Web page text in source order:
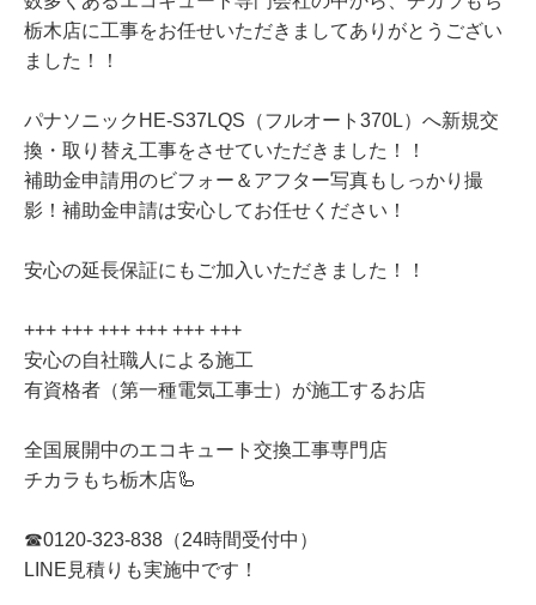
栃木店に工事をお任せいただきましてありがとうござい
ました！！
パナソニックHE-S37LQS（フルオート370L）へ新規交
換・取り替え工事をさせていただきました！！
補助金申請用のビフォー＆アフター写真もしっかり撮
影！補助金申請は安心してお任せください！
安心の延長保証にもご加入いただきました！！
+++ +++ +++ +++ +++ +++
安心の自社職人による施工
有資格者（第一種電気工事士）が施工するお店
全国展開中のエコキュート交換工事専門店
チカラもち栃木店🦾
☎0120-323-838（24時間受付中）
LINE見積りも実施中です！